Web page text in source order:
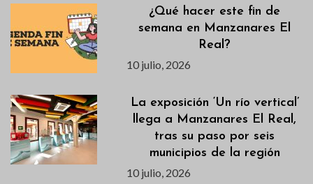
¿Qué hacer este fin de
semana en Manzanares El
Real?
10 julio, 2026
La exposición ‘Un río vertical’
llega a Manzanares El Real,
tras su paso por seis
municipios de la región
10 julio, 2026